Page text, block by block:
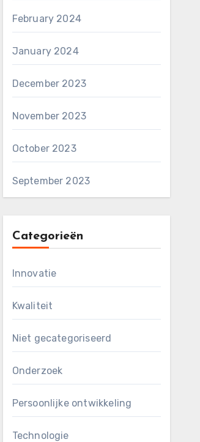
February 2024
January 2024
December 2023
November 2023
October 2023
September 2023
Categorieën
Innovatie
Kwaliteit
Niet gecategoriseerd
Onderzoek
Persoonlijke ontwikkeling
Technologie